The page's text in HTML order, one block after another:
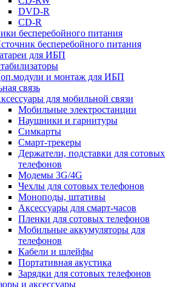
DVD-R
CD-R
бесперебойного питания
бесперебойного питания
для ИБП
и монтаж для ИБП
связь
для мобильной связи
Мобильные электростанции
Наушники и гарнитуры
Симкарты
Смарт-трекеры
Держатели, подставки для сотовых
телефонов
Модемы 3G/4G
Чехлы для сотовых телефонов
Моноподы, штативы
Аксессуары для смарт-часов
Пленки для сотовых телефонов
Мобильные аккумуляторы для
телефонов
Кабели и шлейфы
Портативная акустика
Зарядки для сотовых телефонов
и аксессуары